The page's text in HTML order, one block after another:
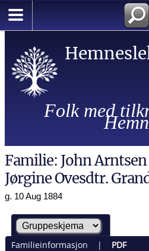
Folk med
Familie: John
Jørgine Ovesdtr.
g. 10 Aug 1884
Familieinformasjon | PDF